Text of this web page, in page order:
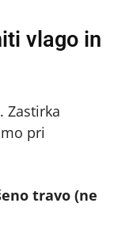
vlago in
Zastirka
pri
travo (ne